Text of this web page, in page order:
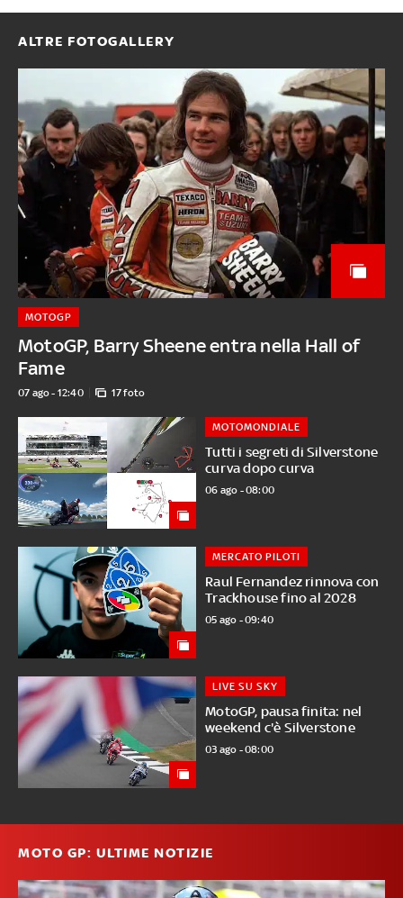
ALTRE FOTOGALLERY
MotoGP, Barry Sheene entra nella Hall of
Fame
MOTOGP
07 ago - 12:40 17 foto
Tutti i segreti di Silverstone
curva dopo curva
MOTOMONDIALE
06 ago - 08:00
Raul Fernandez rinnova con
Trackhouse fino al 2028
MERCATO PILOTI
05 ago - 09:40
MotoGP, pausa finita: nel
weekend c'è Silverstone
LIVE SU SKY
03 ago - 08:00
MOTO GP: ULTIME NOTIZIE